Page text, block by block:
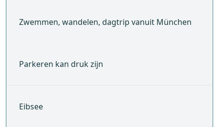
Zwemmen, wandelen, dagtrip vanuit München
Parkeren kan druk zijn
Eibsee